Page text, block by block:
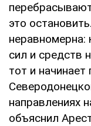
это
неравномерна:
сил и средств
тот и
направлениях
объяснил